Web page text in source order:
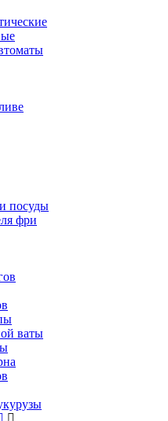
посуды
фри
ваты